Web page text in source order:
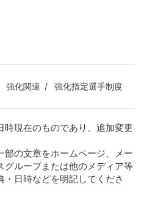
強化関連 強化指定選手制度
時現在のものであり、追加変更
部の文章をホームページ、メー
グループまたは他のメディア等
日時などを明記してくださ